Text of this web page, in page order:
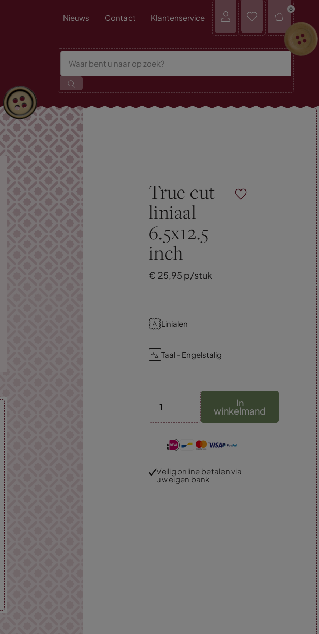
Nieuws Contact Klantenservice
0
True cut
liniaal
6.5x12.5
inch
€ 25,95 p/stuk
Linialen
Taal - Engelstalig
In
winkelmand
Veilig online betalen via
uw eigen bank